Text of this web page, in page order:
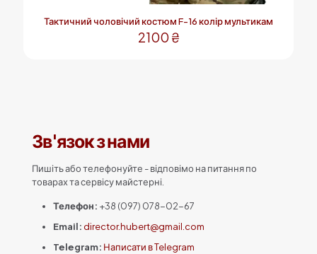
Тактичний чоловічий костюм F-16 колір мультикам
2100 ₴
сторінці
товару
Зв'язок з нами
Пишіть або телефонуйте - відповімо на питання по
товарах та сервісу майстерні.
Телефон: +38 (097) 078-02-67
Email: director.hubert@gmail.com
Telegram: Написати в Telegram